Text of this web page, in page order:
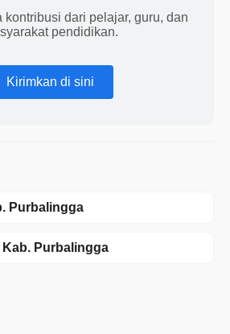
kontribusi dari pelajar, guru, dan
pendidikan.
Kirimkan di sini
Purbalingga
Kab. Purbalingga